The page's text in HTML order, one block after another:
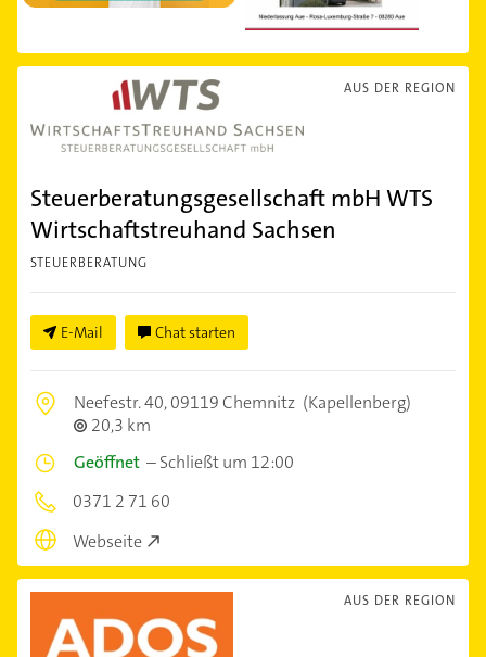
AUS DER REGION
Steuerberatungsgesellschaft mbH WTS
Wirtschaftstreuhand Sachsen
STEUERBERATUNG
E-Mail Chat starten
Neefestr. 40,09119 Chemnitz (Kapellenberg)
20,3 km
Geöffnet –Schließt um 12:00
0371 2 71 60
Webseite
AUS DER REGION